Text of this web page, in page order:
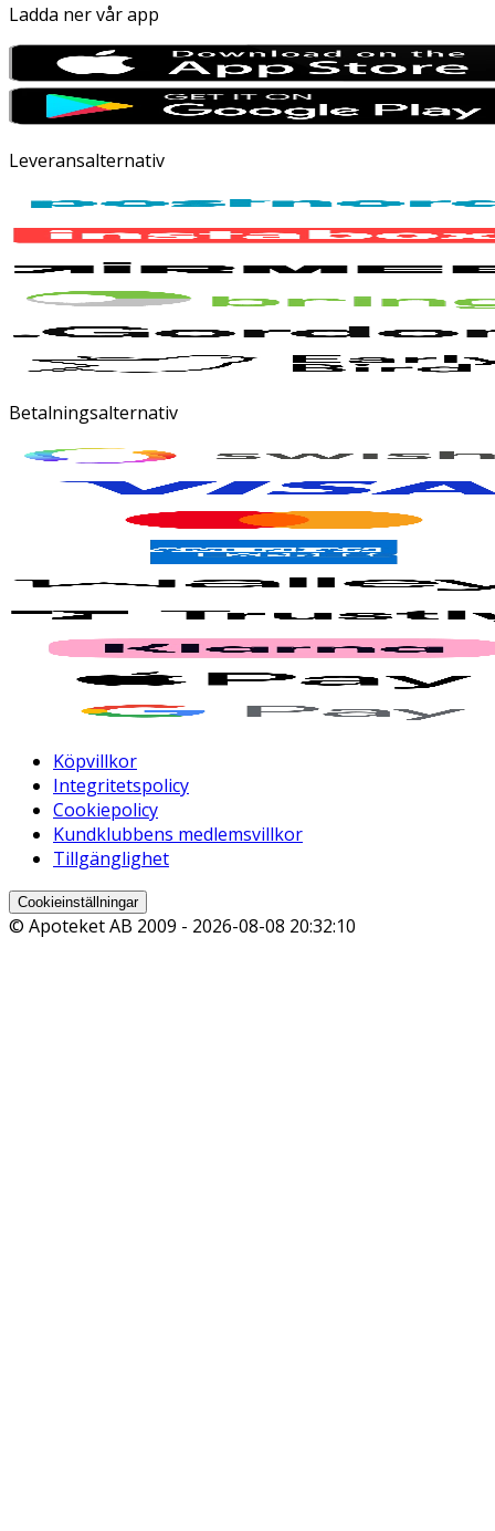
Ladda ner vår app
Leveransalternativ
Betalningsalternativ
Köpvillkor
Integritetspolicy
Cookiepolicy
Kundklubbens medlemsvillkor
Tillgänglighet
Cookieinställningar
© Apoteket AB 2009 - 2026-08-08 20:32:10